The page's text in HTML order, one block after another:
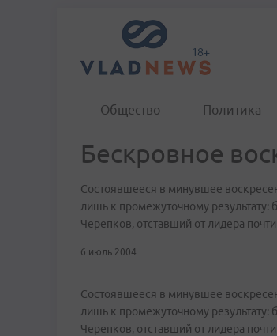
Общество Политика
Бескровное
Состоявшееся в минувшее
лишь к промежуточному
Черепков, отставший от лидера
6 июль 2004
Состоявшееся в минувшее
лишь к промежуточному
Черепков, отставший от лидера